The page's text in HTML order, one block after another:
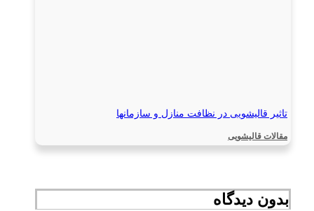
تاثیر قالیشویی در نظافت منازل و سازمانها
مقالات قالیشویی
بدون دیدگاه